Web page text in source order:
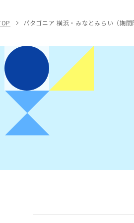
パタゴニア 横浜・みなとみらい（期間